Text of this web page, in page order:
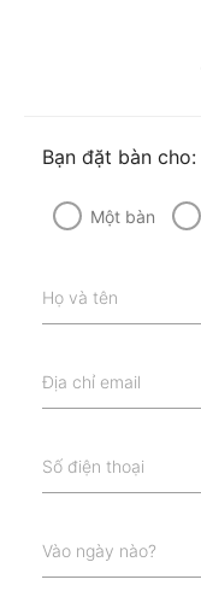
Bạn đặt bàn cho:
Một bàn
Họ và tên
Địa chỉ email
Số điện thoại
Vào ngày nào?